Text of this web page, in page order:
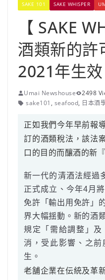
SAKE 101 SAKE WHISPER
【 SAKE
酒類新的許
2021年生效
Umai Newshouse
2498
sake101 , seafood, 日本酒
正如我們今年早前報
訂的酒類稅法，該法
口的目的而釀酒的新
新一代的清酒法經過
正式成立、今年4月
免許「輸出用免許」
界大幅揺動。新的酒
規定「需給調整」
消，受此影響、之
生。
老舗企業在伝統及革